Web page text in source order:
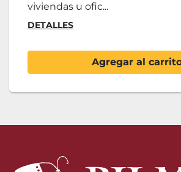
viviendas u ofic...
DETALLES
Agregar al